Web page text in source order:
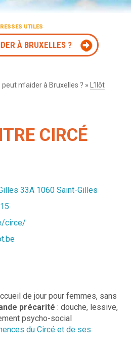
UTILES
À BRUXELLES ?
peut m’aider à Bruxelles ? »
L’Ilôt
CIRCÉ
33A 1060 Saint-Gilles
circe/
de jour pour femmes, sans
précarité : douche, lessive,
psycho-social
du Circé et de ses